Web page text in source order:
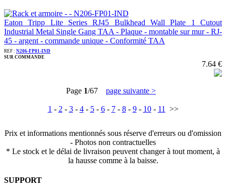
Eaton Tripp Lite Series RJ45 Bulkhead Wall Plate 1 Cutout
Industrial Metal Single Gang TAA - Plaque - montable sur mur - RJ-
45 - argent - commande unique - Conformité TAA
REF : N206-FP01-IND
SUR COMMANDE
7.64 €
Page 1/67 page suivante >
1 - 2 - 3- 4- 5- 6- 7- 8- 9- 10- 11 >>
Prix et informations mentionnés sous réserve d'erreurs ou d'omission
- Photos non contractuelles
* Le stock et le délai de livraison peuvent changer à tout moment, à
la hausse comme à la baisse.
SUPPORT